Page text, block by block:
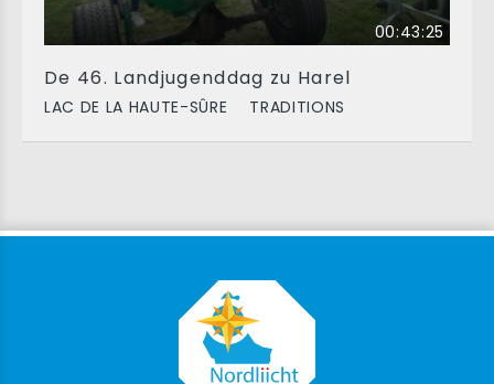
00:43:25
De 46. Landjugenddag zu Harel
LAC DE LA HAUTE-SÛRE TRADITIONS